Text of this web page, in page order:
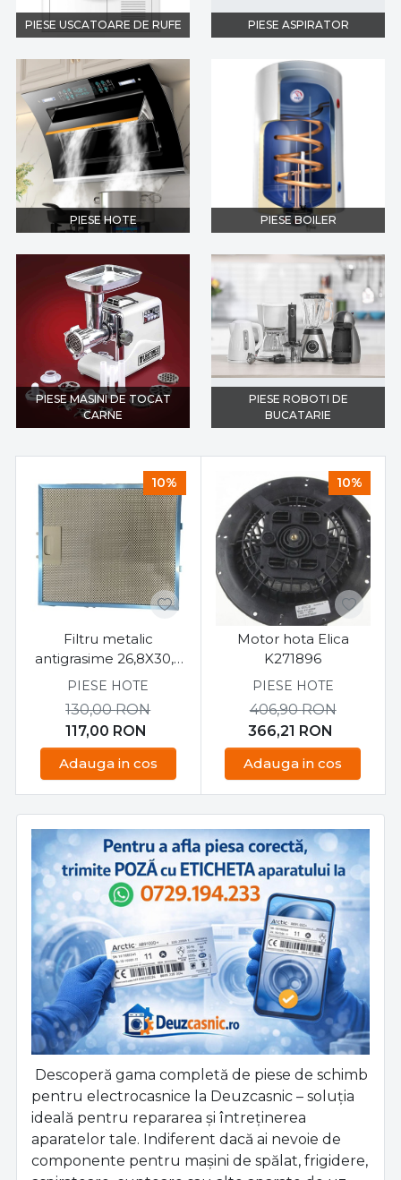
PIESE USCATOARE DE RUFE PIESE ASPIRATOR
PIESE HOTE PIESE BOILER
PIESE MASINI DE TOCAT
CARNE
PIESE ROBOTI DE
BUCATARIE
10%
Filtru metalic
antigrasime 26,8X30,6
cm
PIESE HOTE
117,00 RON
130,00RON
Adauga in cos
10%
Motor hota Elica
K271896
PIESE HOTE
366,21 RON
406,90RON
Adauga in cos
Descoperă gama completă de piese de schimb
pentru electrocasnice la Deuzcasnic – soluția
ideală pentru repararea și întreținerea
aparatelor tale. Indiferent dacă ai nevoie de
componente pentru mașini de spălat, frigidere,